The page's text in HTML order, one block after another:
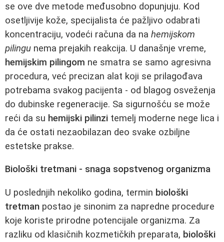
se ove dve metode međusobno dopunjuju. Kod
osetljivije kože, specijalista će pažljivo odabrati
koncentraciju, vodeći računa da na hemijskom
pilingu nema prejakih reakcija. U današnje vreme,
hemijskim pilingom ne smatra se samo agresivna
procedura, već precizan alat koji se prilagođava
potrebama svakog pacijenta - od blagog osveženja
do dubinske regeneracije. Sa sigurnošću se može
reći da su hemijski pilinzi temelj moderne nege lica i
da će ostati nezaobilazan deo svake ozbiljne
estetske prakse.
Biološki tretmani - snaga sopstvenog organizma
U poslednjih nekoliko godina, termin biološki
tretman postao je sinonim za napredne procedure
koje koriste prirodne potencijale organizma. Za
razliku od klasičnih kozmetičkih preparata, biološki